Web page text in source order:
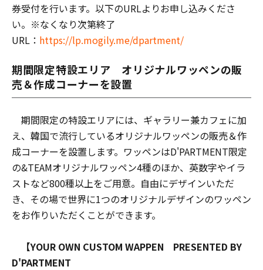
券受付を行います。以下のURLよりお申し込みくださ
い。※なくなり次第終了
URL： https://lp.mogily.me/dpartment/
期間限定特設エリア オリジナルワッペンの販
売＆作成コーナーを設置
期間限定の特設エリアには、ギャラリー兼カフェに加
え、韓国で流行しているオリジナルワッペンの販売＆作
成コーナーを設置します。ワッペンはD'PARTMENT限定
の&TEAMオリジナルワッペン4種のほか、英数字やイラ
ストなど800種以上をご用意。自由にデザインいただ
き、その場で世界に1つのオリジナルデザインのワッペン
をお作りいただくことができます。
【YOUR OWN CUSTOM WAPPEN PRESENTED BY
D'PARTMENT